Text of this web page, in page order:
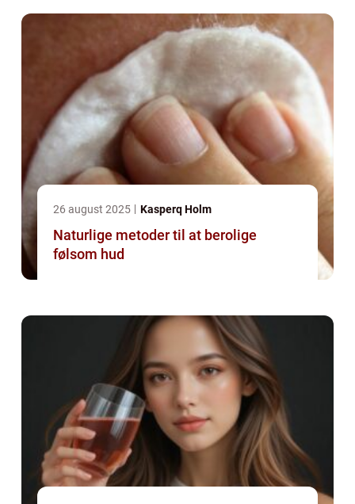
26 august 2025 Kasperq Holm
Naturlige metoder til at berolige
følsom hud